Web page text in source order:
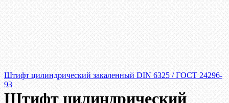
Штифт цилиндрический закаленный DIN 6325 / ГОСТ 24296-
93
Штифт цилиндрический